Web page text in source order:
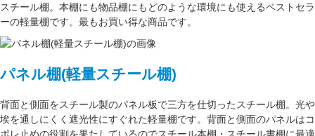
スチール棚。本棚にも物品棚にもどのような環境にも使えるベストセラ
ーの軽量棚です。最もお買い得な商品です。
パネル棚(軽量スチール棚)
背面と側面をスチール製のパネル板で三方を仕切った スチール棚。 光や
埃を通しにくく遮光性にすぐれた軽量棚です。背面と側面のパネルはコ
ボレ止めの役割を果たしているのでスチール本棚・スチール書棚に最適